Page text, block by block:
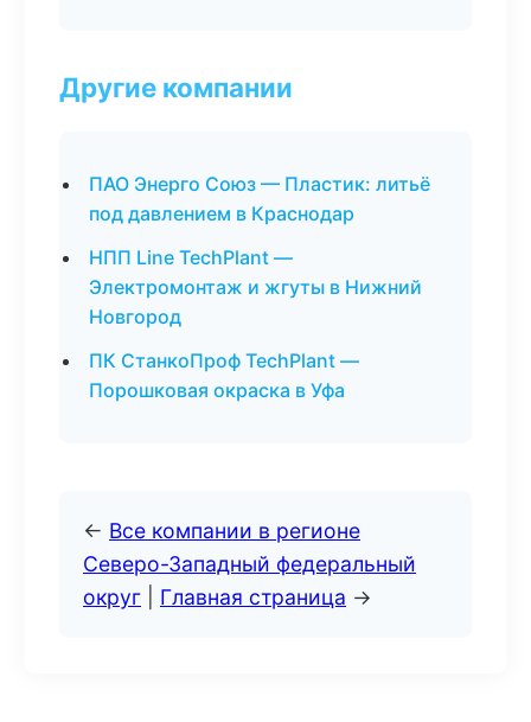
Другие компании
ПАО Энерго Союз — Пластик: литьё
под давлением в Краснодар
НПП Line TechPlant —
Электромонтаж и жгуты в Нижний
Новгород
ПК СтанкоПроф TechPlant —
Порошковая окраска в Уфа
← Все компании в регионе
Северо-Западный федеральный
округ
Главная страница →